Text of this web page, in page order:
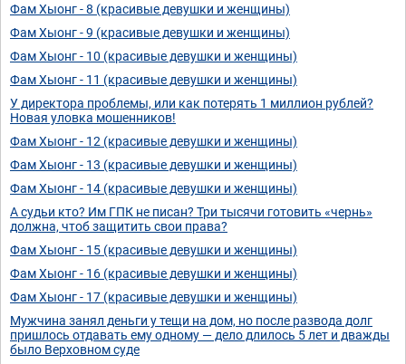
Фам Хыонг - 8 (красивые девушки и женщины)
Фам Хыонг - 9 (красивые девушки и женщины)
Фам Хыонг - 10 (красивые девушки и женщины)
Фам Хыонг - 11 (красивые девушки и женщины)
У директора проблемы, или как потерять 1 миллион рублей?
Новая уловка мошенников!
Фам Хыонг - 12 (красивые девушки и женщины)
Фам Хыонг - 13 (красивые девушки и женщины)
Фам Хыонг - 14 (красивые девушки и женщины)
А судьи кто? Им ГПК не писан? Три тысячи готовить «чернь»
должна, чтоб защитить свои права?
Фам Хыонг - 15 (красивые девушки и женщины)
Фам Хыонг - 16 (красивые девушки и женщины)
Фам Хыонг - 17 (красивые девушки и женщины)
Мужчина занял деньги у тещи на дом, но после развода долг
пришлось отдавать ему одному — дело длилось 5 лет и дважды
было Верховном суде